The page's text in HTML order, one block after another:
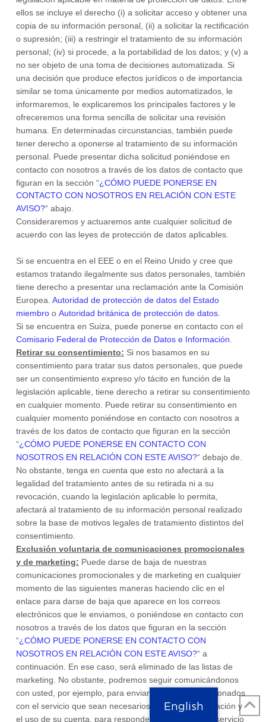
ellos se incluye el derecho (i) a solicitar acceso y obtener una
copia de su información personal, (ii) a solicitar la rectificación
o supresión; (iii) a restringir el tratamiento de su información
personal; (iv) si procede, a la portabilidad de los datos; y (v) a
no ser objeto de una toma de decisiones automatizada. Si
una decisión que produce efectos jurídicos o de importancia
similar se toma únicamente por medios automatizados, le
informaremos, le explicaremos los principales factores y le
ofreceremos una forma sencilla de solicitar una revisión
humana. En determinadas circunstancias, también puede
tener derecho a oponerse al tratamiento de su información
personal. Puede presentar dicha solicitud poniéndose en
contacto con nosotros a través de los datos de contacto que
figuran en la sección “¿CÓMO PUEDE PONERSE EN
CONTACTO CON NOSOTROS EN RELACIÓN CON ESTE
AVISO?“ abajo.
Consideraremos y actuaremos ante cualquier solicitud de
acuerdo con las leyes de protección de datos aplicables.
Si se encuentra en el EEE o en el Reino Unido y cree que
estamos tratando ilegalmente sus datos personales, también
tiene derecho a presentar una reclamación ante la Comisión
Europea. Autoridad de protección de datos del Estado
miembroo Autoridad británica de protección de datos.
Si se encuentra en Suiza, puede ponerse en contacto con el
Comisario Federal de Protección de Datos e Información.
Retirar su consentimiento: Si nos basamos en su
consentimiento para tratar sus datos personales, que puede
ser un consentimiento expreso y/o tácito en función de la
legislación aplicable, tiene derecho a retirar su consentimiento
en cualquier momento. Puede retirar su consentimiento en
cualquier momento poniéndose en contacto con nosotros a
través de los datos de contacto que figuran en la sección
“¿CÓMO PUEDE PONERSE EN CONTACTO CON
NOSOTROS EN RELACIÓN CON ESTE AVISO?“ debajo de.
No obstante, tenga en cuenta que esto no afectará a la
legalidad del tratamiento antes de su retirada ni a su
revocación, cuando la legislación aplicable lo permita,
afectará al tratamiento de su información personal realizado
sobre la base de motivos legales de tratamiento distintos del
consentimiento.
Exclusión voluntaria de comunicaciones promocionales
y de marketing: Puede darse de baja de nuestras
comunicaciones promocionales y de marketing en cualquier
momento de las siguientes manerashaciendo clic en el
enlace para darse de baja que aparece en los correos
electrónicos que le enviamos, o poniéndose en contacto con
nosotros a través de los datos que figuran en la sección
“¿CÓMO PUEDE PONERSE EN CONTACTO CON
NOSOTROS EN RELACIÓN CON ESTE AVISO?“ a
continuación. En ese caso, será eliminado de las listas de
marketing. No obstante, podremos seguir comunicándonos
con usted, por ejemplo, para enviarle mensajes relacionados
con el servicio que sean necesarios para la administración y
el uso de su cuenta, para responder a solicitudes de servicio
English